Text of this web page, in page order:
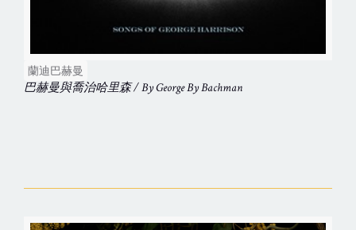
蘭迪巴赫曼
巴赫曼與喬治哈里森 / By George By Bachman